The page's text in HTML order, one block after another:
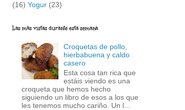
(16) Yogur (23)
Las más vistas durante esta semana
Croquetas de pollo,
hierbabuena y caldo
casero
Esta cosa tan rica que
estáis viendo es una
croqueta que hemos hecho
siguiendo un libro de esos a los que
les tenemos mucho cariño. Un l...